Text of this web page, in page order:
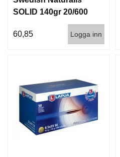
SOLID 140gr 20/600
60,85 Logga inn